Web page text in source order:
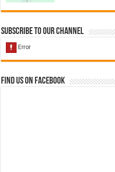
Subscribe to our Channel
Find us on Facebook